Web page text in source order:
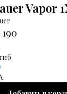
Vapor
190